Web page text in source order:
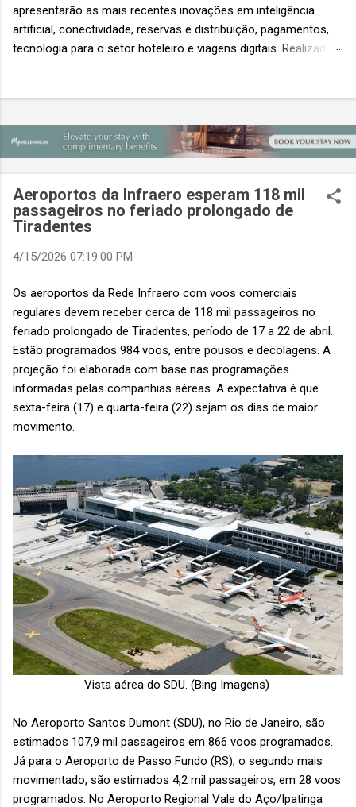
apresentarão as mais recentes inovações em inteligência
artificial, conectividade, reservas e distribuição, pagamentos,
tecnologia para o setor hoteleiro e viagens digitais. Realizada
podem acessar os três eventos simultâneos A Travel Tech
Asia 2026 retorna de 21 a 23 de outubro de 2026 no Sands
compradores para explorar as inovações que moldam o futuro
das viagens. O evento também contará com a presença de
tendências que impulsionam a próxima geração da tecnologia
Aeroportos da Infraero esperam 118 mil
passageiros no feriado prolongado de
Tiradentes
4/15/2026 07:19:00 PM
Os aeroportos da Rede Infraero com voos comerciais
regulares devem receber cerca de 118 mil passageiros no
feriado prolongado de Tiradentes, período de 17 a 22 de abril.
Estão programados 984 voos, entre pousos e decolagens. A
projeção foi elaborada com base nas programações
informadas pelas companhias aéreas. A expectativa é que
sexta-feira (17) e quarta-feira (22) sejam os dias de maior
movimento.
Vista aérea do SDU. (Bing Imagens)
No Aeroporto Santos Dumont (SDU), no Rio de Janeiro, são
estimados 107,9 mil passageiros em 866 voos programados.
Já para o Aeroporto de Passo Fundo (RS), o segundo mais
movimentado, são estimados 4,2 mil passageiros, em 28 voos
programados. No Aeroporto Regional Vale do Aço/Ipatinga